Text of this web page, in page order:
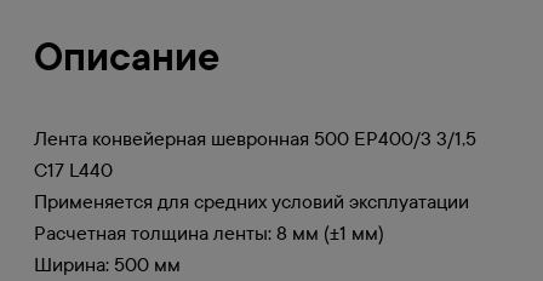
Описание
Лента конвейерная шевронная 500 EP400/3 3/1,5
C17 L440
Применяется для средних условий эксплуатации
Расчетная толщина ленты: 8 мм (±1 мм)
Ширина: 500 мм